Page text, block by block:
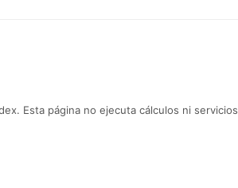
Esta página no ejecuta cálculos ni servicios